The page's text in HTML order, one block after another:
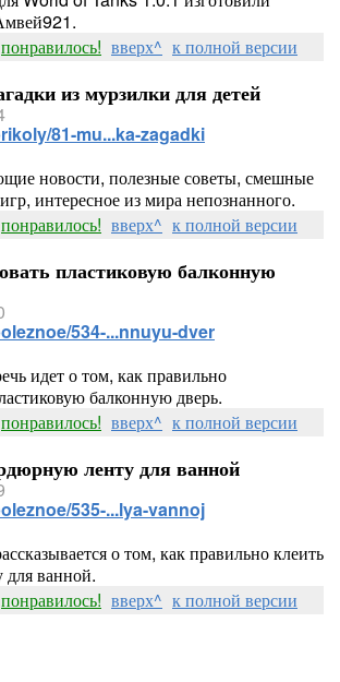
понравилось! вверх^ к полной версии
из мурзилки для детей
81-mu...ka-zagadki
новости, полезные советы, смешные
интересное из мира непознанного.
понравилось! вверх^ к полной версии
пластиковую балконную
534-...nnuyu-dver
идет о том, как правильно
балконную дверь.
понравилось! вверх^ к полной версии
ленту для ванной
535-...lya-vannoj
о том, как правильно клеить
ванной.
понравилось! вверх^ к полной версии